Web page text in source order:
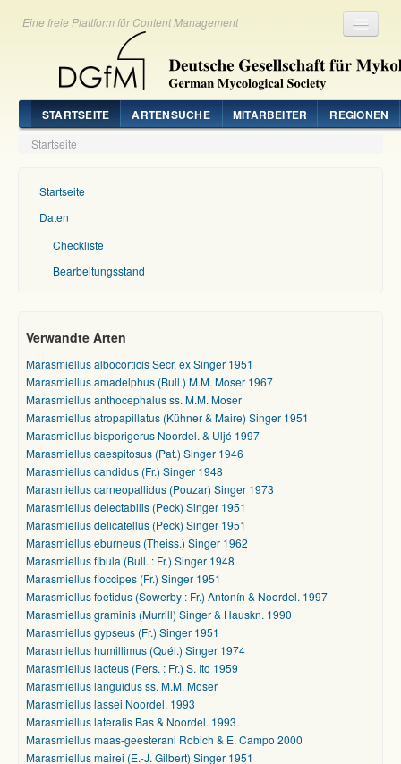
Eine freie Plattform für Content Management
STARTSEITE ARTENSUCHE MITARBEITER REGIONEN
Startseite
Startseite
Daten
Checkliste
Bearbeitungsstand
Verwandte Arten
Marasmiellus albocorticis Secr. ex Singer 1951
Marasmiellus amadelphus (Bull.) M.M. Moser 1967
Marasmiellus anthocephalus ss. M.M. Moser
Marasmiellus atropapillatus (Kühner & Maire) Singer 1951
Marasmiellus bisporigerus Noordel. & Uljé 1997
Marasmiellus caespitosus (Pat.) Singer 1946
Marasmiellus candidus (Fr.) Singer 1948
Marasmiellus carneopallidus (Pouzar) Singer 1973
Marasmiellus delectabilis (Peck) Singer 1951
Marasmiellus delicatellus (Peck) Singer 1951
Marasmiellus eburneus (Theiss.) Singer 1962
Marasmiellus fibula (Bull. : Fr.) Singer 1948
Marasmiellus floccipes (Fr.) Singer 1951
Marasmiellus foetidus (Sowerby : Fr.) Antonín & Noordel. 1997
Marasmiellus graminis (Murrill) Singer & Hauskn. 1990
Marasmiellus gypseus (Fr.) Singer 1951
Marasmiellus humillimus (Quél.) Singer 1974
Marasmiellus lacteus (Pers. : Fr.) S. Ito 1959
Marasmiellus languidus ss. M.M. Moser
Marasmiellus lassei Noordel. 1993
Marasmiellus lateralis Bas & Noordel. 1993
Marasmiellus maas-geesterani Robich & E. Campo 2000
Marasmiellus mairei (E.-J. Gilbert) Singer 1951